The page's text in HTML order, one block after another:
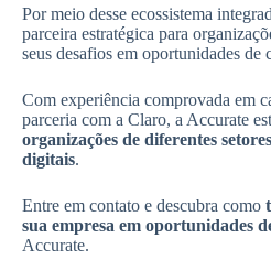
Por meio desse ecossistema
parceira estratégica para
seus desafios em oportunidades de
Com experiência comprovada em
parceria com a Claro, a Accurate
organizações de diferentes
digitais.
Entre em contato e descubra como
sua empresa em oportunidades
Accurate.